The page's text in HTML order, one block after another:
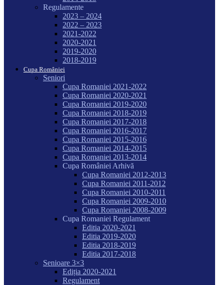
Regulamente
2023 – 2024
2022 – 2023
2021-2022
2020-2021
2019-2020
2018-2019
Cupa României
Seniori
Cupa Romaniei 2021-2022
Cupa Romaniei 2020-2021
Cupa Romaniei 2019-2020
Cupa Romaniei 2018-2019
Cupa Romaniei 2017-2018
Cupa Romaniei 2016-2017
Cupa Romaniei 2015-2016
Cupa Romaniei 2014-2015
Cupa Romaniei 2013-2014
Cupa României Arhivă
Cupa Romaniei 2012-2013
Cupa Romaniei 2011-2012
Cupa Romaniei 2010-2011
Cupa Romaniei 2009-2010
Cupa Romaniei 2008-2009
Cupa Romaniei Regulament
Editia 2020-2021
Editia 2019-2020
Editia 2018-2019
Editia 2017-2018
Senioare 3×3
Ediția 2020-2021
Regulament